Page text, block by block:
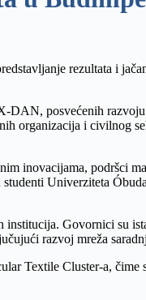
rezultata i
DAN, posvećenih
organizacija i civilnog
inovacijama, podršci
Univerziteta
Govornici su
razvoj mreža
Textile Cluster-a,